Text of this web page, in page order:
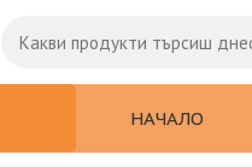
НАЧАЛО